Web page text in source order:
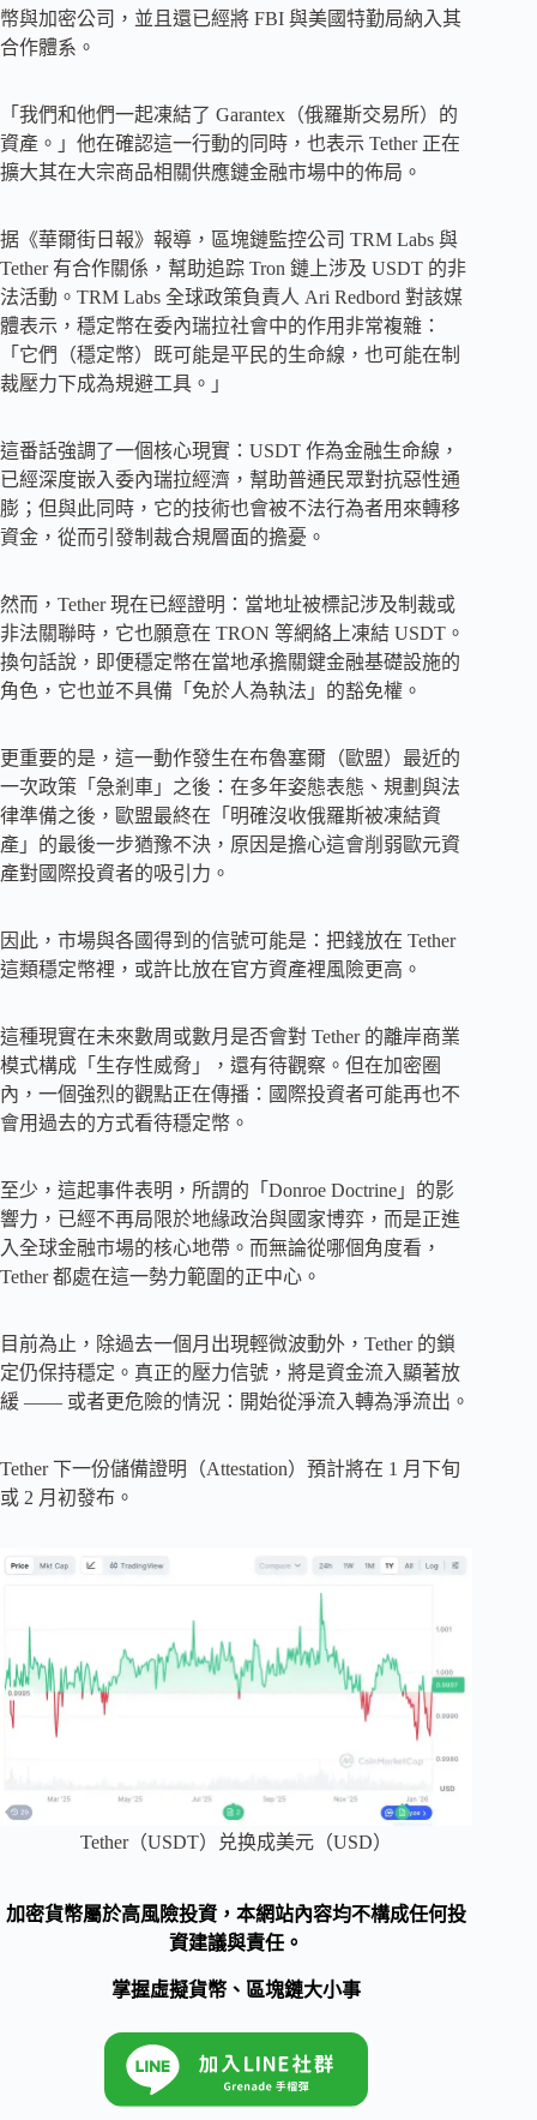
幣與加密公司，並且還已經將 FBI 與美國特勤局納入其
合作體系。
「我們和他們一起凍結了 Garantex（俄羅斯交易所）的
資產。」他在確認這一行動的同時，也表示 Tether 正在
擴大其在大宗商品相關供應鏈金融市場中的佈局。
据《華爾街日報》報導，區塊鏈監控公司 TRM Labs 與
Tether 有合作關係，幫助追踪 Tron 鏈上涉及 USDT 的非
法活動。TRM Labs 全球政策負責人 Ari Redbord 對該媒
體表示，穩定幣在委內瑞拉社會中的作用非常複雜：
「它們（穩定幣）既可能是平民的生命線，也可能在制
裁壓力下成為規避工具。」
這番話強調了一個核心現實：USDT 作為金融生命線，
已經深度嵌入委內瑞拉經濟，幫助普通民眾對抗惡性通
膨；但與此同時，它的技術也會被不法行為者用來轉移
資金，從而引發制裁合規層面的擔憂。
然而，Tether 現在已經證明：當地址被標記涉及制裁或
非法關聯時，它也願意在 TRON 等網絡上凍結 USDT。
換句話說，即便穩定幣在當地承擔關鍵金融基礎設施的
角色，它也並不具備「免於人為執法」的豁免權。
更重要的是，這一動作發生在布魯塞爾（歐盟）最近的
一次政策「急剎車」之後：在多年姿態表態、規劃與法
律準備之後，歐盟最終在「明確沒收俄羅斯被凍結資
產」的最後一步猶豫不決，原因是擔心這會削弱歐元資
產對國際投資者的吸引力。
因此，市場與各國得到的信號可能是：把錢放在 Tether
這類穩定幣裡，或許比放在官方資產裡風險更高。
這種現實在未來數周或數月是否會對 Tether 的離岸商業
模式構成「生存性威脅」，還有待觀察。但在加密圈
內，一個強烈的觀點正在傳播：國際投資者可能再也不
會用過去的方式看待穩定幣。
至少，這起事件表明，所謂的「Donroe Doctrine」的影
響力，已經不再局限於地緣政治與國家博弈，而是正進
入全球金融市場的核心地帶。而無論從哪個角度看，
Tether 都處在這一勢力範圍的正中心。
目前為止，除過去一個月出現輕微波動外，Tether 的鎖
定仍保持穩定。真正的壓力信號，將是資金流入顯著放
緩 —— 或者更危險的情況：開始從淨流入轉為淨流出。
Tether 下一份儲備證明（Attestation）預計將在 1 月下旬
或 2 月初發布。
Tether（USDT）兑换成美元（USD）
加密貨幣屬於高風險投資，本網站內容均不構成任何投
資建議與責任。
掌握虛擬貨幣、區塊鏈大小事